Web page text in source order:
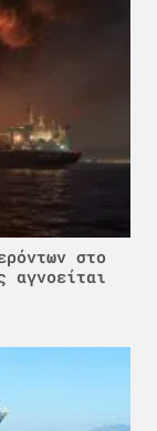
στο
αγνοείται